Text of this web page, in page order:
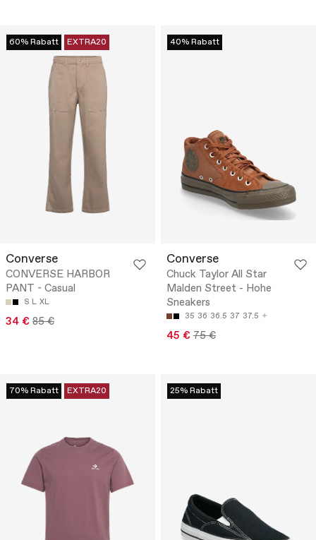
60% Rabatt EXTRA20
Converse
CONVERSE HARBOR
PANT - Casual
S L XL
34 € 85 €
40% Rabatt
Converse
Chuck Taylor All Star
Malden Street - Hohe
Sneakers
35 36 36.5 37 37.5
45 € 75 €
70% Rabatt EXTRA20 25% Rabatt